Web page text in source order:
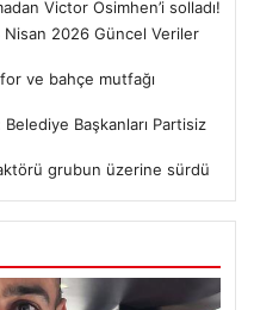
Victor Osimhen’i solladı!
Nisan 2026 Güncel Veriler
ve bahçe mutfağı
Belediye Başkanları Partisiz
grubun üzerine sürdü